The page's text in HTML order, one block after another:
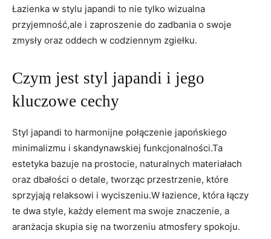
Łazienka w stylu japandi to nie tylko wizualna
przyjemność,ale i zaproszenie do zadbania o swoje
zmysły oraz oddech w codziennym zgiełku.
Czym jest styl japandi i jego
kluczowe cechy
Styl japandi to harmonijne połączenie japońskiego
minimalizmu i skandynawskiej funkcjonalności.Ta
estetyka bazuje na prostocie, naturalnych materiałach
oraz dbałości o detale, tworząc przestrzenie, które
sprzyjają relaksowi i wyciszeniu.W łazience, która łączy
te dwa style, każdy element ma swoje znaczenie, a
aranżacja skupia się na tworzeniu atmosfery spokoju.